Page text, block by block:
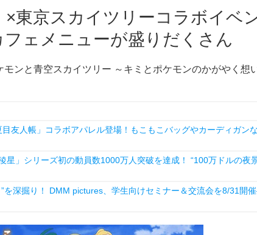
東京スカイツリーコラボイベ
ェメニューが盛りだくさん
ンと青空スカイツリー ～キミとポケモンのかがやく想
友人帳」コラボアパレル登場！もこもこバッグやカーディガン
星」シリーズ初の動員数1000万人突破を達成！ “100万ドルの夜
を深掘り！ DMM pictures、学生向けセミナー＆交流会を8/31開